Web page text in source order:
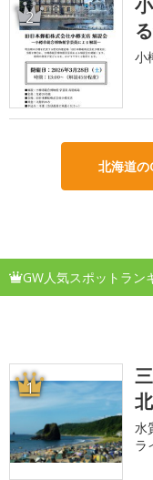
2
小
北海道の
GW人気スポットラン
1
水
ラ